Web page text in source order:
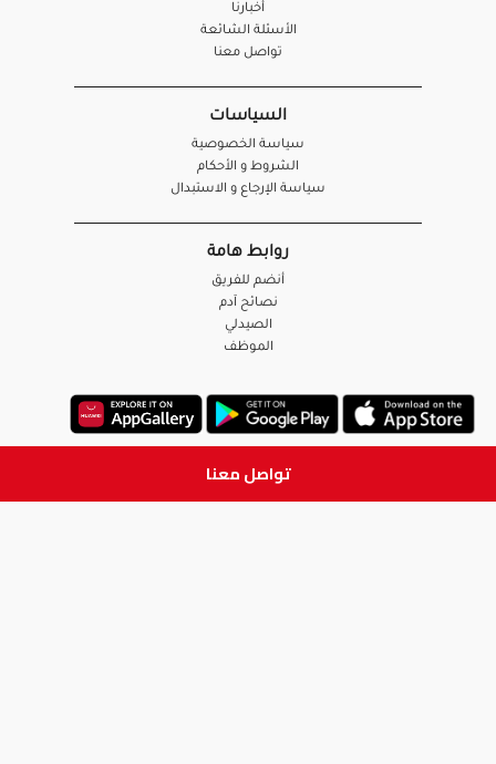
تواصل معنا
أخبارنا
الأسئلة الشائعة
تواصل معنا
السياسات
سياسة الخصوصية
الشروط و الأحكام
سياسة الإرجاع و الاستبدال
روابط هامة
أنضم للفريق
نصائح آدم
الصيدلي
الموظف